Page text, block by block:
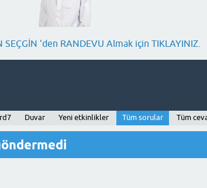
SEÇGİN 'den RANDEVU Almak için TIKLAYINIZ.
Duvar Yeni etkinlikler Tüm sorular Tüm